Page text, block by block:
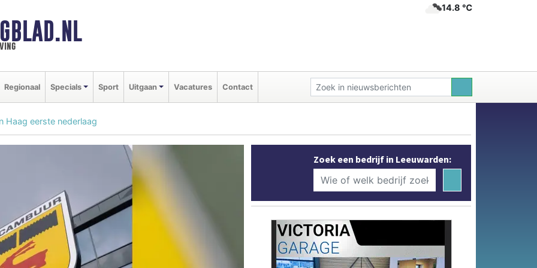
14.8 ℃
Regionaal Specials Sport Uitgaan Vacatures Contact
Haag eerste nederlaag
Zoek een bedrijf in Leeuwarden: